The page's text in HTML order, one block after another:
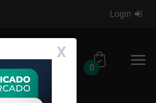
Login
0
X